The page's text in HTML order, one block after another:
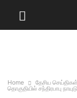
Home தேசிய செய்திகள்
தொகுதியில் சந்திரபாபு